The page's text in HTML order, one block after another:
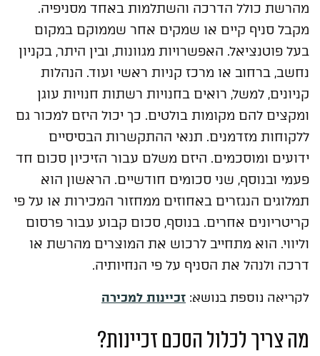
מהרשת כולל הדרכה והשתלמות באחד מסניפיה.
מקבל סניף קיים או שמקים אחר שממוקם במקום
בעל פוטנציאל. האפשרויות מגוונות, ובין היתר, בקניון
נחשב, ברחוב או מרכז קניות ראשי ועוד. הנהלות
קניונים, למשל, רואים בחנויות רשתות חנויות עוגן
ומקצים להם מקומות בולטים. כך יכול היזם למכור גם
ללקוחות מזדמנים. תנאי ההתקשרות הבסיסיים
ידועים ומוסכמים. היזם משלם עבור הזיכיון סכום חד
פעמי ובנוסף, שני סכומים חודשיים. הראשון הוא
תמלוגים הנגזרים באחוזים ממחזור המכירות או על פי
קריטריונים אחרים. בנוסף, סכום קבוע עבור פרסום
וליווי. הוא מתחייב לרכוש את המוצרים מהרשת או
דרכה ולנהל את הסניף על פי הנחיותיה.
לקריאה נוספת בנושא: זכיינות למכירה
מה צריך לכלול הסכם זכיינות?